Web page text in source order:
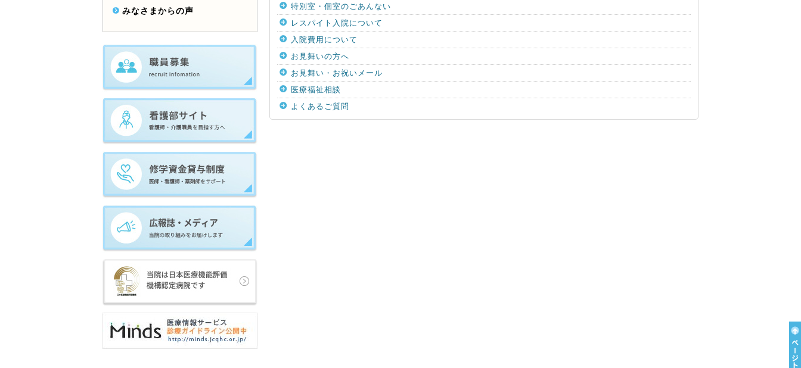
特別室・個室のごあんない
レスパイト入院について
入院費用について
お見舞いの方へ
お見舞い・お祝いメール
医療福祉相談
よくあるご質問
みなさまからの声